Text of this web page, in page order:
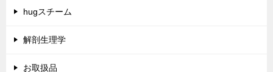
hugスチーム
解剖生理学
お取扱品